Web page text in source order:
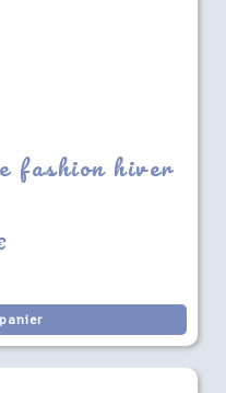
fashion hiver